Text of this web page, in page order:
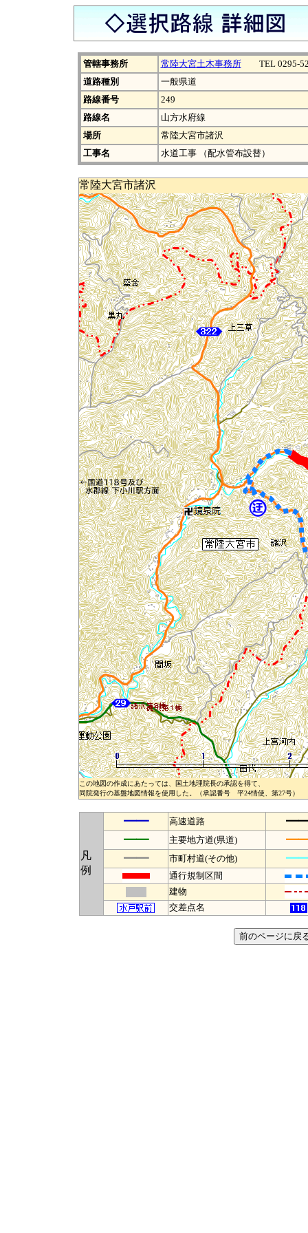
管轄事務所 常陸大宮土木事務所TEL 0295-
道路種別
一般県道
路線番号
249
路線名
山方水府線
場所
常陸大宮市諸沢
工事名
水道工事 （配水管布設替）
常陸大宮市諸沢
この地図の作成にあたっては、国土地理院長の承認を得て、
同院発行の基盤地図情報を使用した。（承認番号 平24情使、第27号）
凡
例
━━ 高速道路
━━
主要地方道(県道)
━━
市町村道(その他)
通行規制区間
建物
交差点名